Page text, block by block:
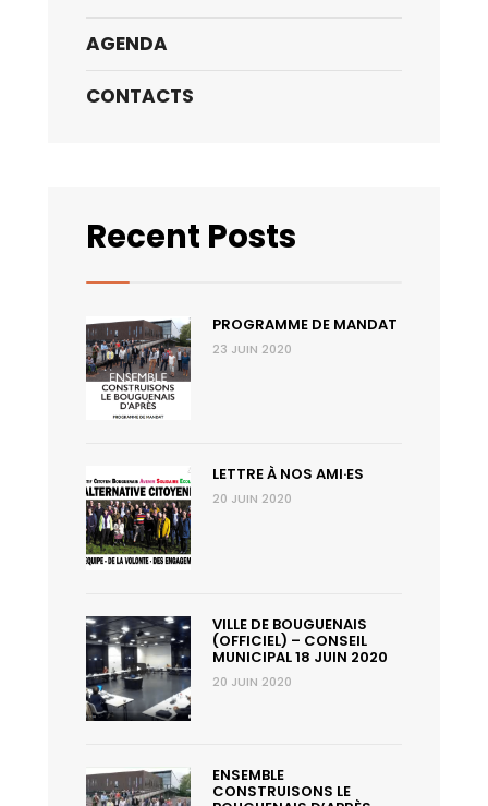
AGENDA
CONTACTS
Recent Posts
PROGRAMME DE MANDAT
23 JUIN 2020
LETTRE À NOS AMI·ES
20 JUIN 2020
VILLE DE BOUGUENAIS
(OFFICIEL) – CONSEIL
MUNICIPAL 18 JUIN 2020
20 JUIN 2020
ENSEMBLE
CONSTRUISONS LE